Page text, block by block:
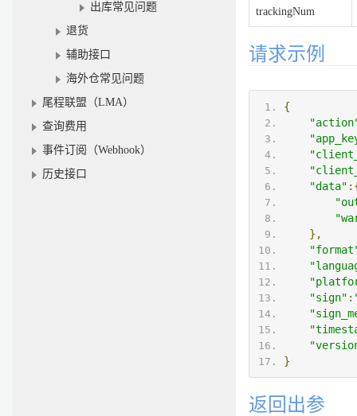
出库常见问题
退货
辅助接口
海外仓常见问题
尾程联盟（LMA）
查询费用
事件订阅（Webhook）
历史接口
trackingNum
请求示例
{
"data"
},
"sign" :
}
返回出参